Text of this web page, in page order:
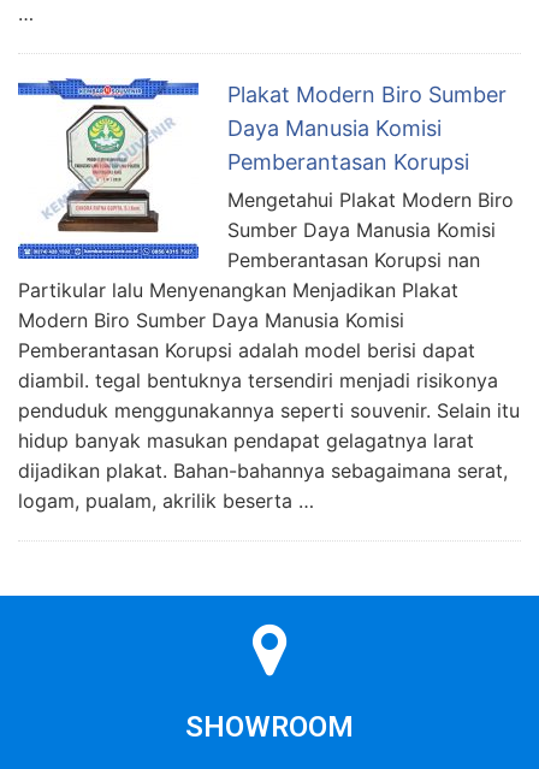
…
Plakat Modern Biro Sumber
Daya Manusia Komisi
Pemberantasan Korupsi
Mengetahui Plakat Modern Biro
Sumber Daya Manusia Komisi
Pemberantasan Korupsi nan
Partikular lalu Menyenangkan Menjadikan Plakat
Modern Biro Sumber Daya Manusia Komisi
Pemberantasan Korupsi adalah model berisi dapat
diambil. tegal bentuknya tersendiri menjadi risikonya
penduduk menggunakannya seperti souvenir. Selain itu
hidup banyak masukan pendapat gelagatnya larat
dijadikan plakat. Bahan-bahannya sebagaimana serat,
logam, pualam, akrilik beserta …
SHOWROOM